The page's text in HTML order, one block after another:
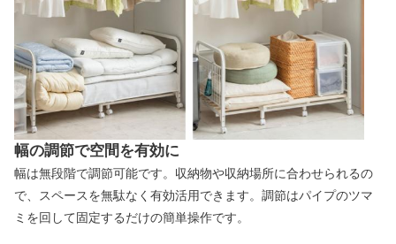
幅の調節で空間を有効に
幅は無段階で調節可能です。収納物や収納場所に合わせられるの
で、スペースを無駄なく有効活用できます。調節はパイプのツマ
ミを回して固定するだけの簡単操作です。